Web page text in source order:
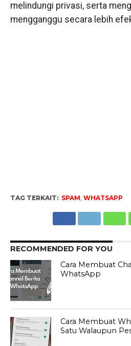
melindungi privasi, serta
mengganggu secara lebih
TAG TERKAIT: SPAM, WHATSAPP
RECOMMENDED FOR YOU
Cara Membuat
WhatsApp
Cara Membuat
Satu Walaupun